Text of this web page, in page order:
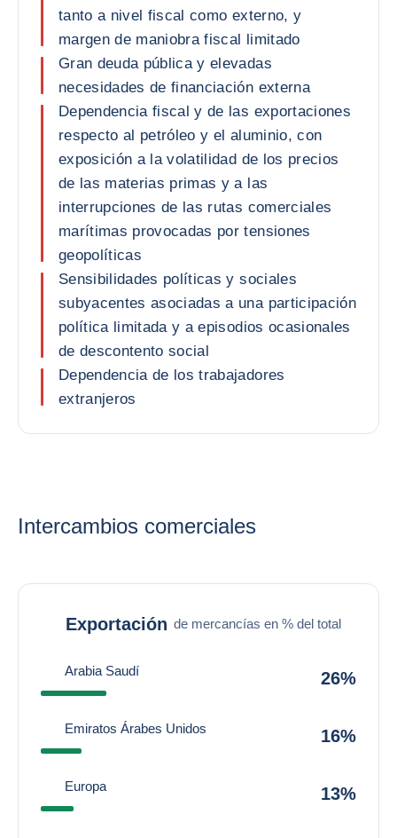
tanto a nivel fiscal como externo, y
margen de maniobra fiscal limitado
Gran deuda pública y elevadas
necesidades de financiación externa
Dependencia fiscal y de las exportaciones
respecto al petróleo y el aluminio, con
exposición a la volatilidad de los precios
de las materias primas y a las
interrupciones de las rutas comerciales
marítimas provocadas por tensiones
geopolíticas
Sensibilidades políticas y sociales
subyacentes asociadas a una participación
política limitada y a episodios ocasionales
de descontento social
Dependencia de los trabajadores
extranjeros
Intercambios comerciales
Exportación de mercancías en % del total
Arabia Saudí 26%
Emiratos Árabes Unidos 16%
Europa 13%